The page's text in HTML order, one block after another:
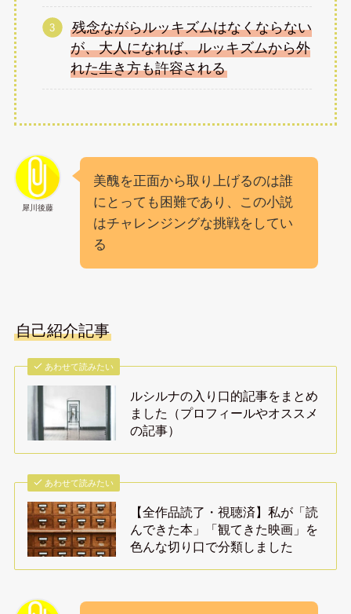
残念ながらルッキズムはなくならない
が、大人になれば、ルッキズムから外
れた生き方も許容される
犀川後藤
美醜を正面から取り上げるのは誰
にとっても困難であり、この小説
はチャレンジングな挑戦をしてい
る
自己紹介記事
あわせて読みたい
ルシルナの入り口的記事をまとめ
ました（プロフィールやオススメ
の記事）
あわせて読みたい
【全作品読了・視聴済】私が「読
んできた本」「観てきた映画」を
色んな切り口で分類しました